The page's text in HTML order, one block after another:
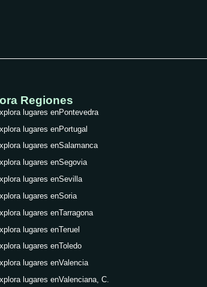
Regiones
lugares enPontevedra
lugares enPortugal
lugares enSalamanca
lugares enSegovia
lugares enSevilla
lugares enSoria
lugares enTarragona
lugares enTeruel
lugares enToledo
lugares enValencia
lugares enValenciana, C.